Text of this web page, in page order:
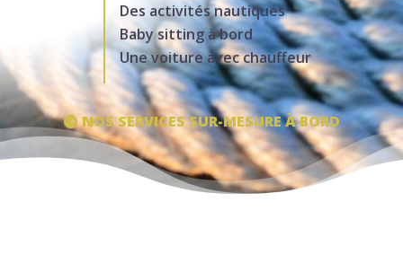
Des activités nautiques
Baby sitting à bord
Une voiture avec chauffeur
NOS SERVICES SUR-MESURE À BORD